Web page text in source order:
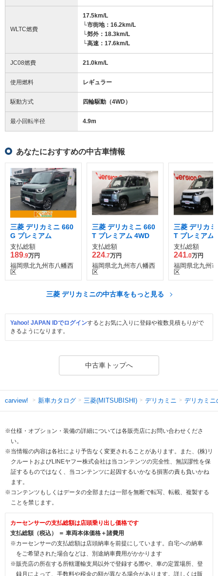
WLTC燃費
17.5km/L
└市街地：16.2km/L
└郊外：18.3km/L
└高速：17.6km/L
JC08燃費 21.0km/L
使用燃料 レギュラー
駆動方式 四輪駆動（4WD）
最小回転半径 4.9m
あなたにおすすめの中古車情報
三菱 デリカミニ 660
G プレミアム
支払総額
189.9万円
福岡県北九州市八幡西
区
三菱 デリカミニ 660
T プレミアム 4WD
支払総額
224.7万円
福岡県北九州市八幡西
区
三菱 デリカ
T プレミアム
ッド エディシ
支払総額
241.0万円
福岡県北九州
区
三菱 デリカミニの中古車をもっと見る
Yahoo! JAPAN IDでログインするとお気に入りに登録や複数見積もりがで
きるようになります。
中古車トップへ
carview! 新車カタログ 三菱(MITSUBISHI) デリカミニ デリカミニ
※仕様・オプション・装備の詳細については各販売店にお問い合わせくださ
い。
※当情報の内容は各社により予告なく変更されることがあります。また、(株)リ
クルートおよびLINEヤフー株式会社は当コンテンツの完全性、無誤謬性を保
証するものではなく、当コンテンツに起因するいかなる損害の責も負いかね
ます。
※コンテンツもしくはデータの全部または一部を無断で転写、転載、複製する
ことを禁じます。
カーセンサーの支払総額は店頭乗り出し価格です
支払総額（税込） ＝ 車両本体価格＋諸費用
※カーセンサーの支払総額は店頭納車を前提にしています。自宅への納車
をご希望された場合などは、別途納車費用がかかります
※販売店の所在する所轄運輸支局以外で登録する際や、車の定置場所、登
録月によって、手数料や税金の額が異なる場合があります。詳しくは販